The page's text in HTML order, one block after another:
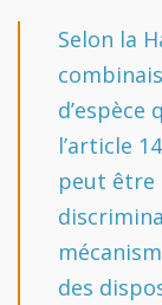
Selon la
l’article
peut être
des